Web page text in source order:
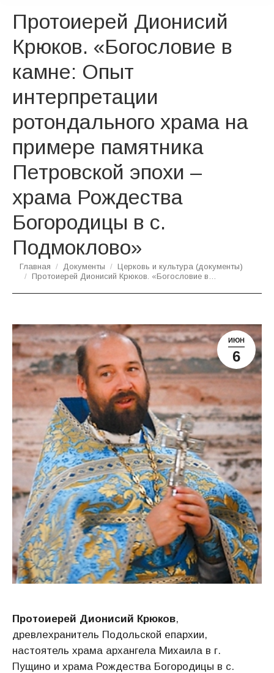
Протоиерей Дионисий
Крюков. «Богословие в
камне: Опыт
интерпретации
ротондального храма на
примере памятника
Петровской эпохи –
храма Рождества
Богородицы в с.
Подмоклово»
Вы здесь:
Главная Документы
Церковь и культура (документы)
Протоиерей Дионисий Крюков. «Богословие в…
ИЮН
6
Протоиерей Дионисий Крюков,
древлехранитель Подольской епархии,
настоятель храма архангела Михаила в г.
Пущино и храма Рождества Богородицы в с.